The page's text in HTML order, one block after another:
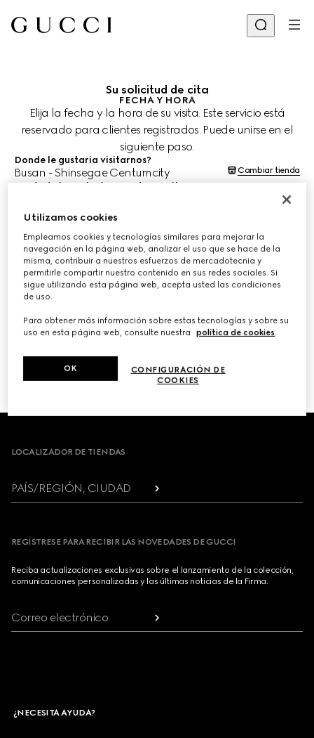
Su solicitud de cita
FECHA Y HORA
Elija la fecha y la hora de su visita. Este servicio está
reservado para clientes registrados. Puede unirse en el
siguiente paso.
Donde le gustaria visitarnos?
Busan - Shinsegae Centumcity Cambiar tienda
¿Cuándo le gustaría agendar su cita?
Las fechas y horas se muestran en la hora local de la tienda (KST) y
están sujetas a la confirmación del equipo de asesoría de clientes.
ELIJA EL HORARIO*
/3
Footer
LOCALIZADOR DE TIENDAS
PAÍS/REGIÓN, CIUDAD
REGÍSTRESE PARA RECIBIR LAS NOVEDADES DE GUCCI
Reciba actualizaciones exclusivas sobre el lanzamiento de la colección,
comunicaciones personalizadas y las últimas noticias de la Firma.
Correo electrónico
¿NECESITA AYUDA?
Utilizamos cookies
Empleamos cookies y tecnologías similares para mejorar la
navegación en la página web, analizar el uso que se hace de la
misma, contribuir a nuestros esfuerzos de mercadotecnia y
permitirle compartir nuestro contenido en sus redes sociales. Si
sigue utilizando esta página web, acepta usted las condiciones
de uso.
Para obtener más información sobre estas tecnologías y sobre su
uso en esta página web, consulte nuestra
política de cookies.
CONFIGURACIÓN DE
COOKIES
OK